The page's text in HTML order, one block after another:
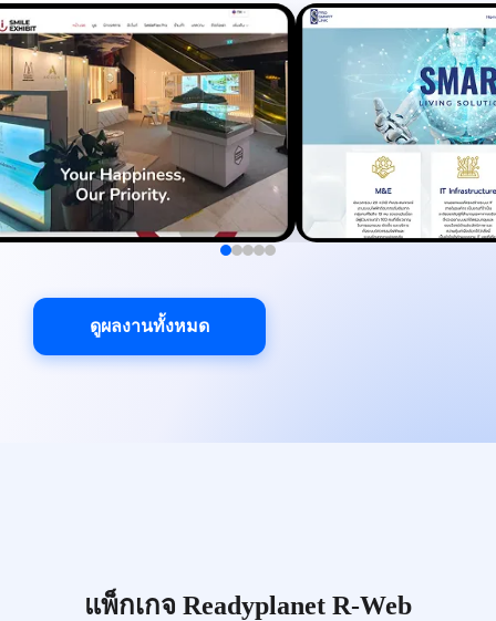
ดูผลงานทั้งหมด
แพ็กเกจ Readyplanet R-Web